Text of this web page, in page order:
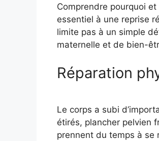
Comprendre pourquoi
essentiel à une reprise
limite pas à un simple
maternelle et de bien-
Réparation
Le corps a subi
étirés, plancher pelvien
prennent du temps à se